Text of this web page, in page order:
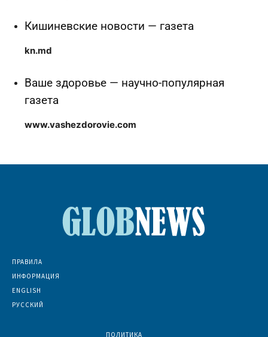
Кишиневские новости — газета
kn.md
Ваше здоровье — научно-популярная
газета
www.vashezdorovie.com
ПРАВИЛА
ИНФОРМАЦИЯ
ENGLISH
РУССКИЙ
ПОЛИТИКА